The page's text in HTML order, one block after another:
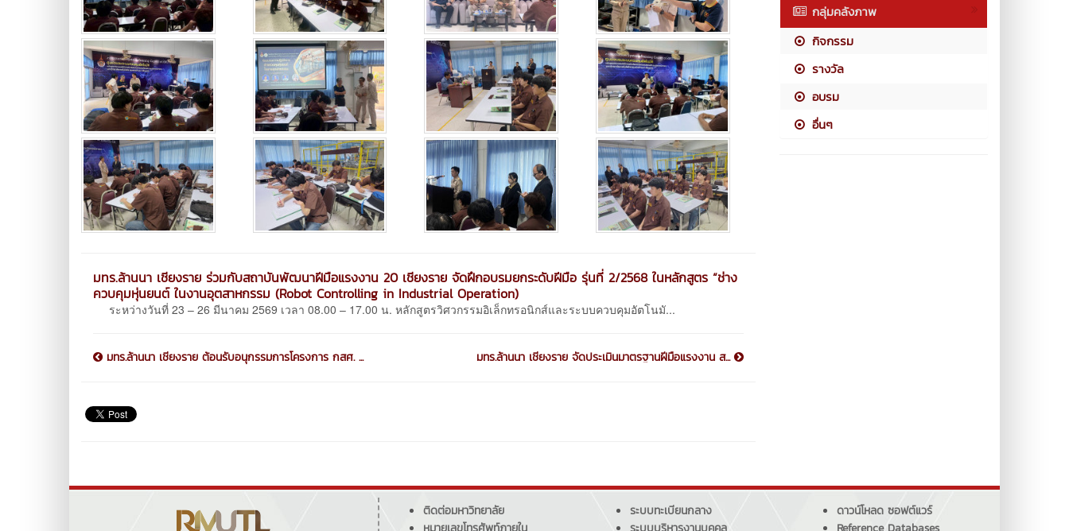
มทร.ล้านนา เชียงราย ร่วมกับสถาบันพัฒนาฝีมือแรงงาน 20 เชียงราย จัดฝึกอบรมยกระดับฝีมือ รุ่นที่ 2/2568 ในหลักสูตร “ช่าง
ควบคุมหุ่นยนต์ ในงานอุตสาหกรรม (Robot Controlling in Industrial Operation)
ระหว่างวันที่ 23 – 26 มีนาคม 2569 เวลา 08.00 – 17.00 น. หลักสูตรวิศวกรรมอิเล็กทรอนิกส์และระบบควบคุมอัตโนมั...
มทร.ล้านนา เชียงราย ต้อนรับอนุกรรมการโครงการ กสศ. ... มทร.ล้านนา เชียงราย จัดประเมินมาตรฐานฝีมือแรงงาน ส...
กลุ่มคลังภาพ
กิจกรรม
รางวัล
อบรม
อื่นๆ
ติดต่อมหาวิทยาลัย
ระบบทะเบียนกลาง
ดาวน์โหลด ซอฟต์แวร์